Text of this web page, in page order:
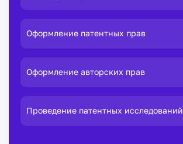
Оформление патентных прав
Оформление авторских прав
Проведение патентных исследований